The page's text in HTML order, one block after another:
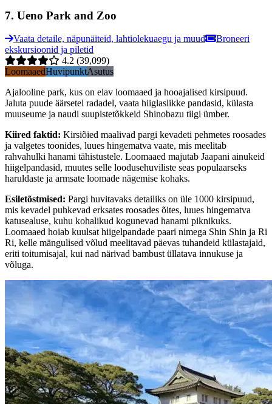
7. Ueno Park and Zoo
Vaata detaile, näpunäiteid, lahtiolekuaegu ja muud
Broneeri
ekskursioonid ja piletid
4.2 (39,099)
LoomaaedHuvipunktAsutus
Ajalooline park, kus on elav loomaaed ja hooajalised kirsipuud.
Jaluta puude äärsetel radadel, vaata hiiglaslikke pandasid, külasta
muuseume ja naudi suupistetõkkeid Shinobazu tiigi ümber.
Kiired faktid: Kirsiõied maalivad pargi kevadeti pehmetes roosades
ja valgetes toonides, luues hingematva vaate, mis meelitab
rahvahulki hanami tähistustele. Loomaaed majutab Jaapani ainukeid
hiigelpandasid, muutes selle loodusehuviliste seas populaarseks
haruldaste ja armsate loomade nägemise kohaks.
Esiletõstmised: Pargi huvitavaks detailiks on üle 1000 kirsipuud,
mis kevadel puhkevad erksates roosades õites, luues hingematva
katusealuse, kuhu kohalikud kogunevad hanami piknikuks.
Loomaaed hoiab kuulsat hiigelpandade paari nimega Shin Shin ja Ri
Ri, kelle mängulised võlud meelitavad päevas tuhandeid külastajaid,
eriti toitumisajal, kui nad närivad bambust üllatava innukuse ja
võluga.